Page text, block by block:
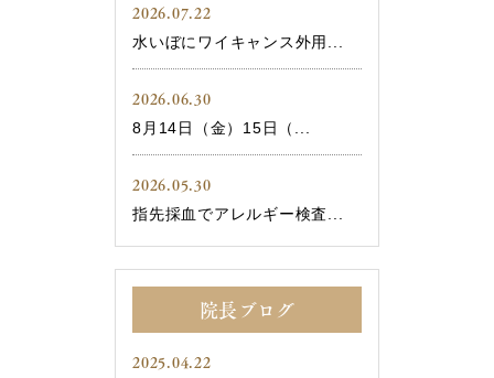
2026.07.22
水いぼにワイキャンス外用...
2026.06.30
8月14日（金）15日（...
2026.05.30
指先採血でアレルギー検査...
院長ブログ
2025.04.22